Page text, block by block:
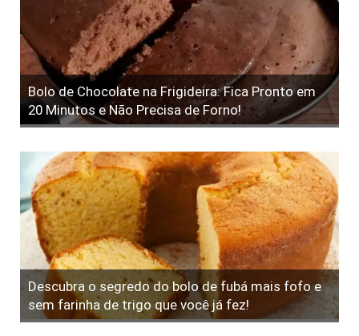
Bolo de Chocolate na Frigideira: Fica Pronto em
20 Minutos e Não Precisa de Forno!
Descubra o segredo do bolo de fubá mais fofo e
sem farinha de trigo que você já fez!